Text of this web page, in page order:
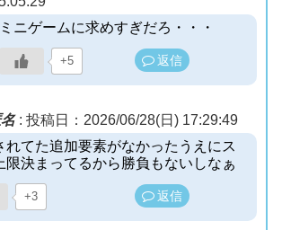
ミニゲームに求めすぎだろ・・・
+5 返信
: 投稿日：2026/06/28(日) 17:29:49
れてた追加要素がなかったうえにス
限決まってるから勝負もないしなぁ
+3 返信